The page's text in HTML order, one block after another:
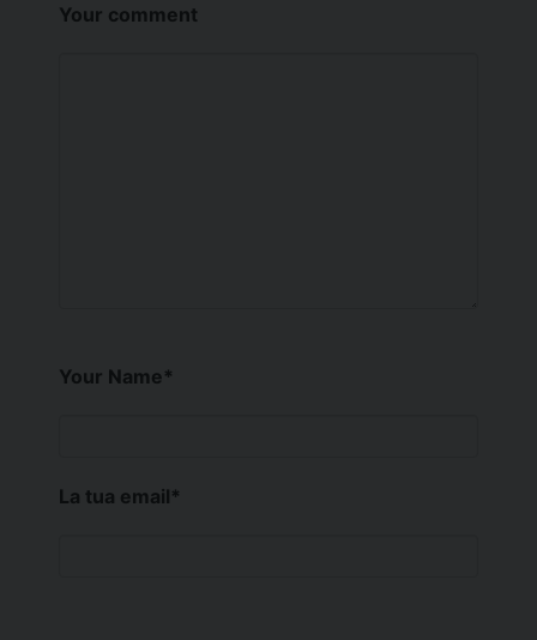
Your comment
Your Name*
La tua email*